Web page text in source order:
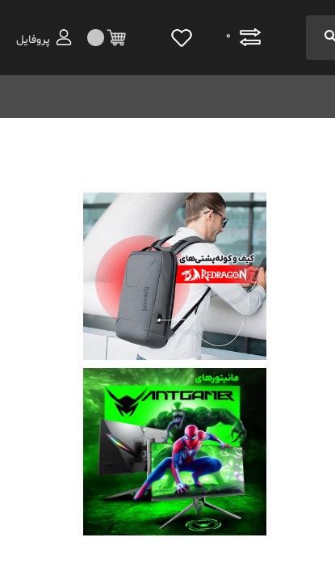
0 پروفایل